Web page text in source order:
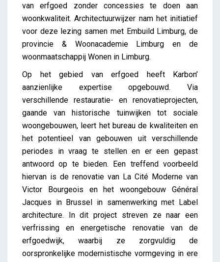
van erfgoed zonder concessies te doen aan
woonkwaliteit. Architectuurwijzer nam het initiatief
voor deze lezing samen met Embuild Limburg, de
provincie & Woonacademie Limburg en de
woonmaatschappij Wonen in Limburg.
Op het gebied van erfgoed heeft Karbon’
aanzienlijke expertise opgebouwd. Via
verschillende restauratie- en renovatieprojecten,
gaande van historische tuinwijken tot sociale
woongebouwen, leert het bureau de kwaliteiten en
het potentieel van gebouwen uit verschillende
periodes in vraag te stellen en er een gepast
antwoord op te bieden. Een treffend voorbeeld
hiervan is de renovatie van La Cité Moderne van
Victor Bourgeois en het woongebouw Général
Jacques in Brussel in samenwerking met Label
architecture. In dit project streven ze naar een
verfrissing en energetische renovatie van de
erfgoedwijk, waarbij ze zorgvuldig de
oorspronkelijke modernistische vormgeving in ere